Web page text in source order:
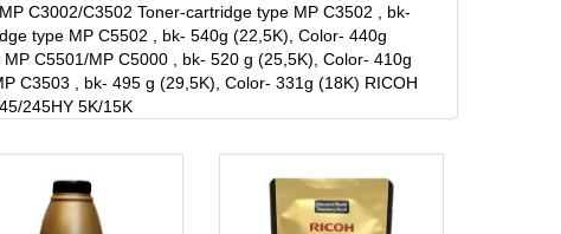
C3002/C3502 Toner-cartridge type MP C3502 , bk-
type MP C5502 , bk- 540g (22,5K), Color- 440g
C5501/MP C5000 , bk- 520 g (25,5K), Color- 410g
C3503 , bk- 495 g (29,5K), Color- 331g (18K) RICOH
245HY 5K/15K